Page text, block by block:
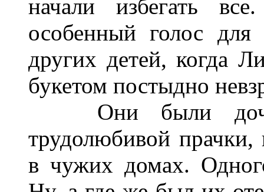
начали избегать
особенный голос
других детей, когда
букетом постыдно
Они были
трудолюбивой прачки,
в чужих домах.